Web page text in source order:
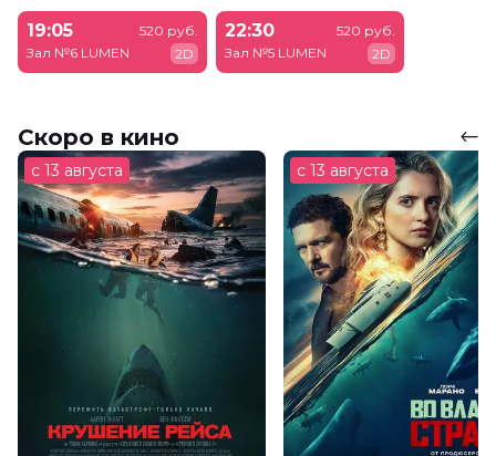
19:05
Зал №6 LUMEN
520 руб.
2D
22:30
Зал №5 LUMEN
520 руб.
2D
Скоро в кино
с 13 августа с 13 августа